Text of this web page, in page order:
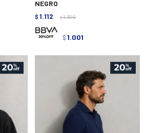
NEGRO
$ 1.112 $ 1.390
$ 1.001